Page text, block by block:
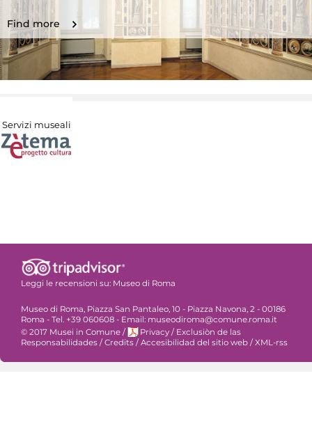
Find more
Servizi museali
Leggi le recensioni su: Museo di Roma
Museo di Roma, Piazza San Pantaleo, 10 - Piazza Navona, 2 - 00186
Roma - Tel. +39 060608 - Email: museodiroma@comune.roma.it
© 2017 Musei in Comune / Privacy / Exclusiòn de las
Responsabilidades /Credits /Accesibilidad del sitio web /XML-rss